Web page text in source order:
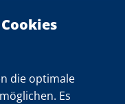
die optimale
Es